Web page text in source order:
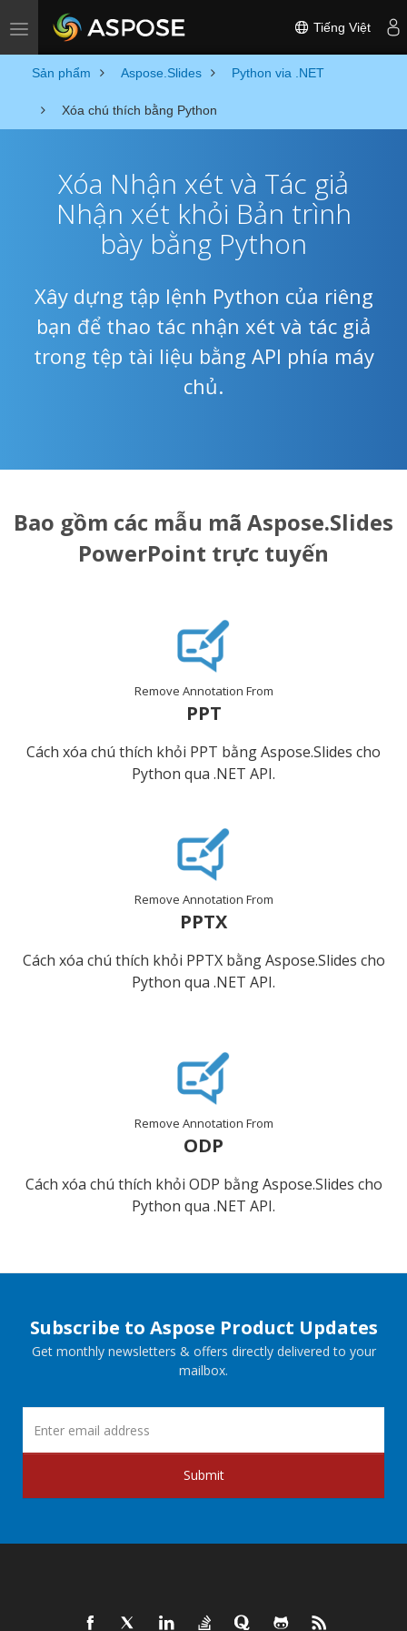
Toggle navigation Tiếng Việt
Sản phẩm Aspose.Slides Python via .NET
Xóa chú thích bằng Python
Xóa Nhận xét và Tác giả
Nhận xét khỏi Bản trình
bày bằng Python
Xây dựng tập lệnh Python của riêng
bạn để thao tác nhận xét và tác giả
trong tệp tài liệu bằng API phía máy
chủ.
Bao gồm các mẫu mã Aspose.Slides
PowerPoint trực tuyến
Remove Annotation From
PPT
Cách xóa chú thích khỏi PPT bằng Aspose.Slides cho
Python qua .NET API.
Remove Annotation From
PPTX
Cách xóa chú thích khỏi PPTX bằng Aspose.Slides cho
Python qua .NET API.
Remove Annotation From
ODP
Cách xóa chú thích khỏi ODP bằng Aspose.Slides cho
Python qua .NET API.
Subscribe to Aspose Product Updates
Get monthly newsletters & offers directly delivered to your
mailbox.
Submit